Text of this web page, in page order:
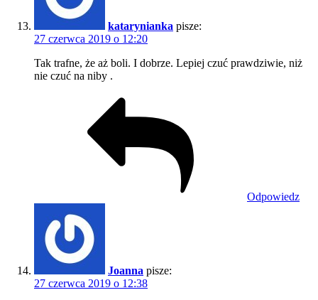
katarynianka pisze:
27 czerwca 2019 o 12:20
Tak trafne, że aż boli. I dobrze. Lepiej czuć prawdziwie, niż
nie czuć na niby .
Odpowiedz
Joanna pisze:
27 czerwca 2019 o 12:38